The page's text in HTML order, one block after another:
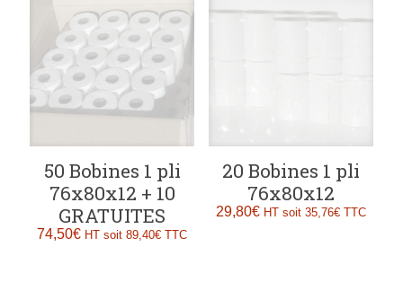
50 Bobines 1 pli
76x80x12 + 10
GRATUITES
74,50€ HT soit89,40€ TTC
20 Bobines 1 pli
76x80x12
29,80€ HT soit 35,76€TTC